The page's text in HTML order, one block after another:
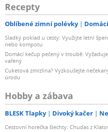
Recepty
Oblíbené zimní polévky
Sladký poklad u cesty: Využijte letní
nebo kompotu
Domácí kečup pečený v troubě:
vařený
Cuketová zmrzlina? Vyzkoušejte
úrodu
Hobby a zábava
BLESK Tlapky Divoký kačer
Cestovní horečka šlechty: Chuďas z